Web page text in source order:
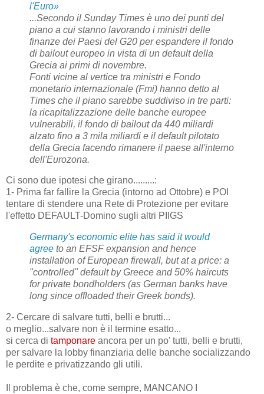
l'Euro»
...Secondo il Sunday Times è uno dei punti del
piano a cui stanno lavorando i ministri delle
finanze dei Paesi del G20 per espandere il fondo
di bailouteuropeo in vista di un default della
Grecia ai primi di novembre.
Fonti vicine al vertice tra ministri e Fondo
monetario internazionale (Fmi) hanno detto al
Times che il piano sarebbe suddiviso in tre parti:
la ricapitalizzazione delle banche europee
vulnerabili, il fondo di bailout da 440 miliardi
alzato fino a 3 mila miliardi e il default pilotato
della Grecia facendo rimanere il paese all'interno
dell'Eurozona.
Ci sono due ipotesi che girano.........:
1- Prima far fallire la Grecia (intorno ad Ottobre) e POI
tentare di stendere una Rete di Protezione per evitare
l'effetto DEFAULT-Domino sugli altri PIIGS
Germany's economic elite has said it would
agree to an EFSF expansion and hence
installation of European firewall, but at a price: a
"controlled" default by Greece and 50% haircuts
for private bondholders (as German banks have
long since offloaded their Greek bonds).
2- Cercare di salvare tutti, belli e brutti...
o meglio...salvare non è il termine esatto...
si cerca di tamponare ancora per un po' tutti, belli e brutti,
per salvare la lobby finanziaria delle banche socializzando
le perdite e privatizzando gli utili.
Il problema è che, come sempre, MANCANO I